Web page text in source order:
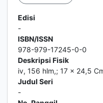
Edisi
-
ISBN/ISSN
978-979-17245-0-0
Deskripsi Fisik
iv, 156 hlm,; 17 x 24,5
Judul Seri
-